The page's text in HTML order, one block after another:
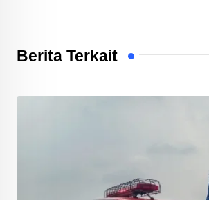
Berita Terkait